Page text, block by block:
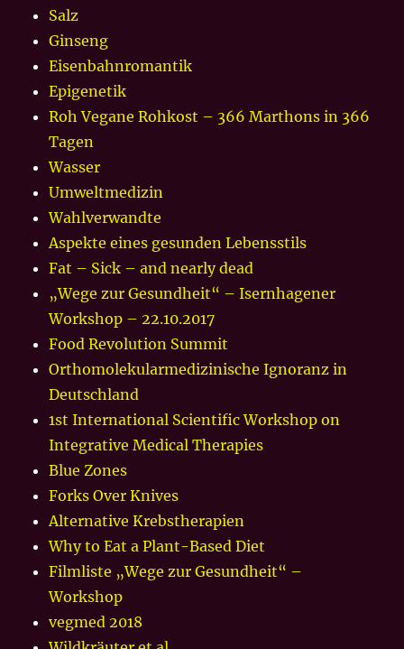
Salz
Ginseng
Eisenbahnromantik
Epigenetik
Roh Vegane Rohkost – 366 Marthons in 366
Tagen
Wasser
Umweltmedizin
Wahlverwandte
Aspekte eines gesunden Lebensstils
Fat – Sick – and nearly dead
„Wege zur Gesundheit“ – Isernhagener
Workshop – 22.10.2017
Food Revolution Summit
Orthomolekularmedizinische Ignoranz in
Deutschland
1st International Scientific Workshop on
Integrative Medical Therapies
Blue Zones
Forks Over Knives
Alternative Krebstherapien
Why to Eat a Plant-Based Diet
Filmliste „Wege zur Gesundheit“ –
Workshop
vegmed 2018